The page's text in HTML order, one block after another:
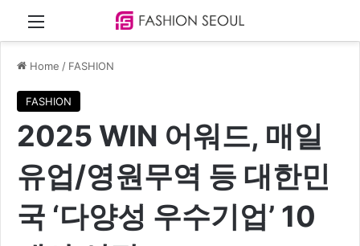
Menu
Home / FASHION
FASHION
2025 WIN 어워드, 매일
유업/영원무역 등 대한민
국 ‘다양성 우수기업’ 10